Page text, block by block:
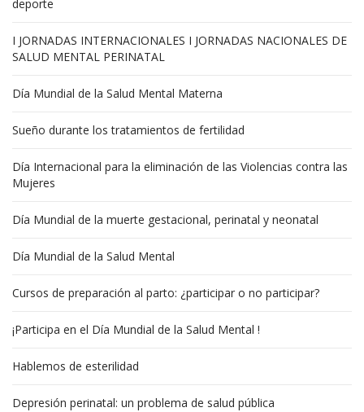
deporte
I JORNADAS INTERNACIONALES I JORNADAS NACIONALES DE
SALUD MENTAL PERINATAL
Día Mundial de la Salud Mental Materna
Sueño durante los tratamientos de fertilidad
Día Internacional para la eliminación de las Violencias contra las
Mujeres
Día Mundial de la muerte gestacional, perinatal y neonatal
Día Mundial de la Salud Mental
Cursos de preparación al parto: ¿participar o no participar?
¡Participa en el Día Mundial de la Salud Mental !
Hablemos de esterilidad
Depresión perinatal: un problema de salud pública